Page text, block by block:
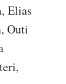
Elias
Outi